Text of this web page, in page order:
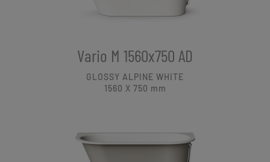
Vario M 1560x750 AD
GLOSSY ALPINE WHITE
1560 X 750 mm